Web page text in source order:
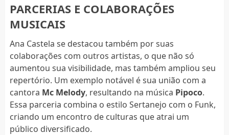
PARCERIAS E COLABORAÇÕES
MUSICAIS
Ana Castela se destacou também por suas
colaborações com outros artistas, o que não só
aumentou sua visibilidade, mas também ampliou seu
repertório. Um exemplo notável é sua união com a
cantora Mc Melody, resultando na música Pipoco.
Essa parceria combina o estilo Sertanejo com o Funk,
criando um encontro de culturas que atrai um
público diversificado.